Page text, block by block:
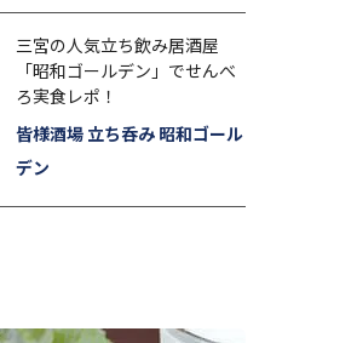
三宮の人気立ち飲み居酒屋
「昭和ゴールデン」でせんべ
ろ実食レポ！
皆様酒場 立ち呑み 昭和ゴール
デン